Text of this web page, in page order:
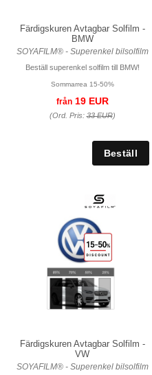
Färdigskuren Avtagbar Solfilm -
BMW
SOYAFILM® - Superenkel bilsolfilm
Beställ superenkel solfilm till BMW!
Sommarrea 15-50%
från19 EUR
(Ord. Pris:33 EUR)
Färdigskuren Avtagbar Solfilm -
VW
SOYAFILM® - Superenkel bilsolfilm